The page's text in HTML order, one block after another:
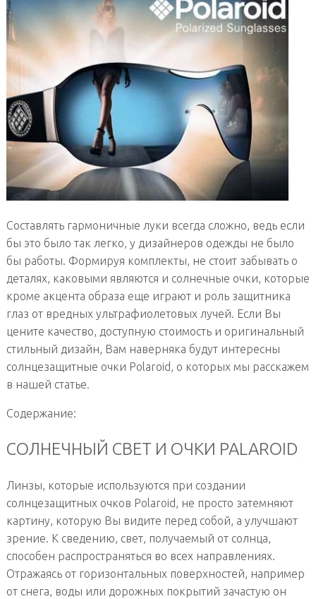
Составлять гармоничные луки всегда сложно, ведь если
бы это было так легко, у дизайнеров одежды не было
бы работы. Формируя комплекты, не стоит забывать о
деталях, каковыми являются и солнечные очки, которые
кроме акцента образа еще играют и роль защитника
глаз от вредных ультрафиолетовых лучей. Если Вы
цените качество, доступную стоимость и оригинальный
стильный дизайн, Вам наверняка будут интересны
солнцезащитные очки Polaroid, о которых мы расскажем
в нашей статье.
Содержание:
СОЛНЕЧНЫЙ СВЕТ И ОЧКИ PALAROID
Линзы, которые используются при создании
солнцезащитных очков Polaroid, не просто затемняют
картину, которую Вы видите перед собой, а улучшают
зрение. К сведению, свет, получаемый от солнца,
способен распространяться во всех направлениях.
Отражаясь от горизонтальных поверхностей, например
от снега, воды или дорожных покрытий зачастую он